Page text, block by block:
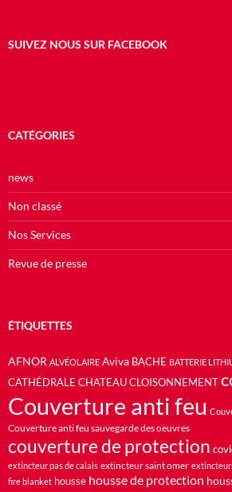
SUIVEZ NOUS SUR FACEBOOK
CATÉGORIES
news
Non classé
Nos Services
Revue de presse
ÉTIQUETTES
AFNOR ALVÉOLAIRE Aviva BACHE BATTERIE
CATHÉDRALE CHATEAU CLOISONNEMENT
Couverture anti feu
Couverture anti feu sauvegarde des oeuvres
couverture de protection
extincteur pas de calais extincteur saint omer
fire blanket housse housse de protection